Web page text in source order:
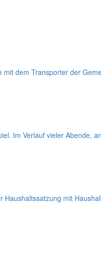
dem Transporter der
Im Verlauf vieler Abende,
mit